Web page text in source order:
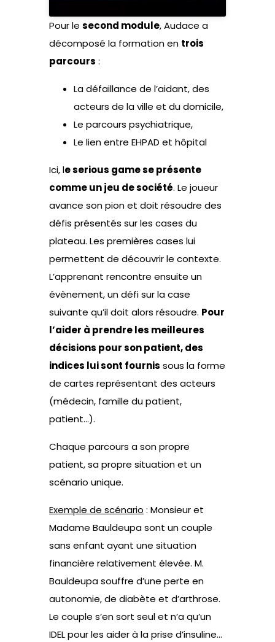
Pour le second module, Audace a
décomposé la formation en trois
parcours :
La défaillance de l’aidant, des
acteurs de la ville et du domicile,
Le parcours psychiatrique,
Le lien entre EHPAD et hôpital
Ici, le serious game se présente
comme un jeu de société. Le joueur
avance son pion et doit résoudre des
défis présentés sur les cases du
plateau. Les premières cases lui
permettent de découvrir le contexte.
L’apprenant rencontre ensuite un
évènement, un défi sur la case
suivante qu’il doit alors résoudre. Pour
l’aider à prendre les meilleures
décisions pour son patient, des
indices lui sont fournis sous la forme
de cartes représentant des acteurs
(médecin, famille du patient,
patient…).
Chaque parcours a son propre
patient, sa propre situation et un
scénario unique.
Exemple de scénario : Monsieur et
Madame Bauldeupa sont un couple
sans enfant ayant une situation
financière relativement élevée. M.
Bauldeupa souffre d’une perte en
autonomie, de diabète et d’arthrose.
Le couple s’en sort seul et n’a qu’un
IDEL pour les aider à la prise d’insuline…